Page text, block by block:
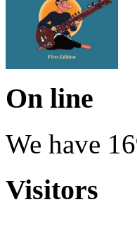
On line
We have
Visitors